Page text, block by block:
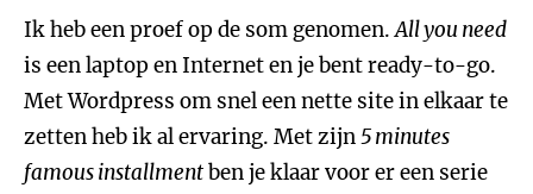
Ik heb een proef op de som genomen.All you need
is een laptop en Internet en je bent ready-to-go.
Met Wordpress om snel een nette site in elkaar te
zetten heb ik al ervaring. Met zijn5 minutes
famous installmentben je klaar voor er een serie